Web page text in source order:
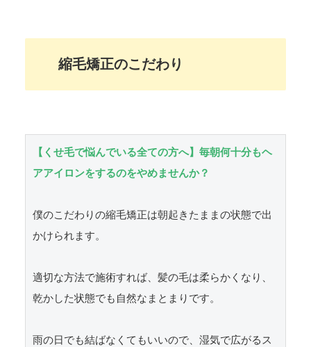
縮毛矯正のこだわり
【くせ毛で悩んでいる全ての方へ】毎朝何十分もヘ
アアイロンをするのをやめませんか？
僕のこだわりの縮毛矯正は朝起きたままの状態で出
かけられます。
適切な方法で施術すれば、髪の毛は柔らかくなり、
乾かした状態でも自然なまとまりです。
雨の日でも結ばなくてもいいので、湿気で広がるス